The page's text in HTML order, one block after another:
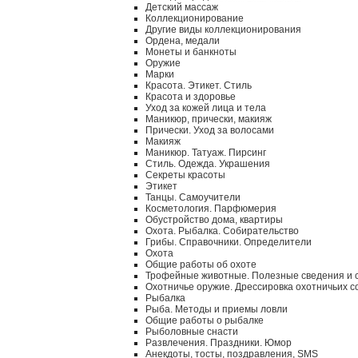
Детский массаж
Коллекционирование
Другие виды коллекционирования
Ордена, медали
Монеты и банкноты
Оружие
Марки
Красота. Этикет. Стиль
Красота и здоровье
Уход за кожей лица и тела
Маникюр, прически, макияж
Прически. Уход за волосами
Макияж
Маникюр. Татуаж. Пирсинг
Стиль. Одежда. Украшения
Секреты красоты
Этикет
Танцы. Самоучители
Косметология. Парфюмерия
Обустройство дома, квартиры
Охота. Рыбалка. Собирательство
Грибы. Справочники. Определители
Охота
Общие работы об охоте
Трофейные животные. Полезные сведения и
Охотничье оружие. Дрессировка охотничьих
Рыбалка
Рыба. Методы и приемы ловли
Общие работы о рыбалке
Рыболовные снасти
Развлечения. Праздники. Юмор
Анекдоты, тосты, поздравления, SMS